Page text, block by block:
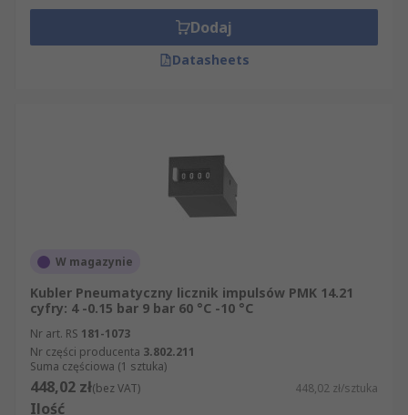
Dodaj
Datasheets
W magazynie
Kubler Pneumatyczny licznik impulsów PMK 14.21
cyfry: 4 -0.15 bar 9 bar 60 °C -10 °C
Nr art. RS 181-1073
Nr części producenta 3.802.211
Suma częściowa (1 sztuka)
448,02 zł(bez VAT) 448,02 zł/sztuka
Ilość